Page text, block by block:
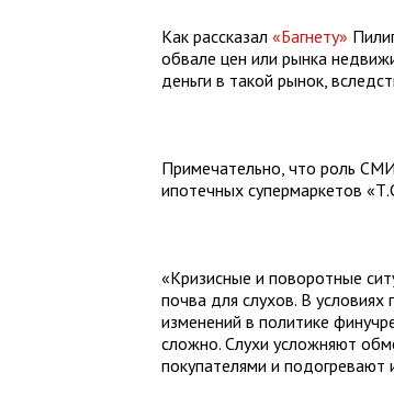
Как рассказал «Багнету»
обвале цен или рынка
деньги в такой рынок,
Примечательно, что роль
ипотечных супермаркетов
«Кризисные и поворотные
почва для слухов. В
изменений в политике
сложно. Слухи усложняют
покупателями и